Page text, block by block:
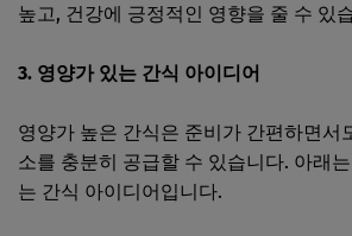
높고, 건강에 긍정적인 영향을 줄 수 있
3. 영양가 있는 간식 아이디어
영양가 높은 간식은 준비가 간편하면서
소를 충분히 공급할 수 있습니다. 아래
는 간식 아이디어입니다.